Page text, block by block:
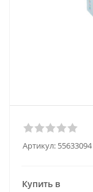
Артикул: 55633094
Купить в